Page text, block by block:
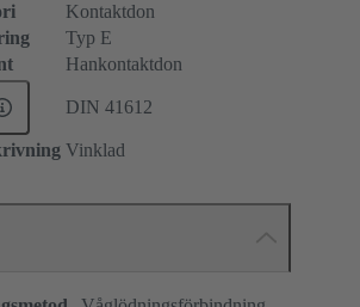
Kontaktdon
Typ E
Hankontaktdon
DIN 41612
Vinklad